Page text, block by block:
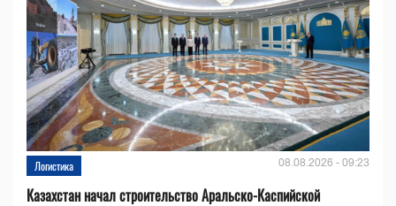
Логистика 08.08.2026 - 09:23
Казахстан начал строительство Аральско-Каспийской